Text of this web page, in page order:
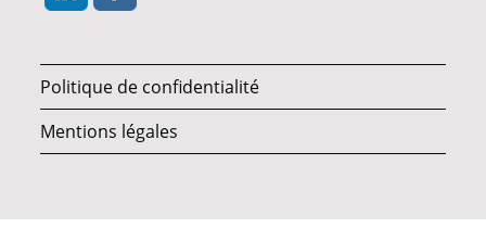
Politique de confidentialité
Mentions légales